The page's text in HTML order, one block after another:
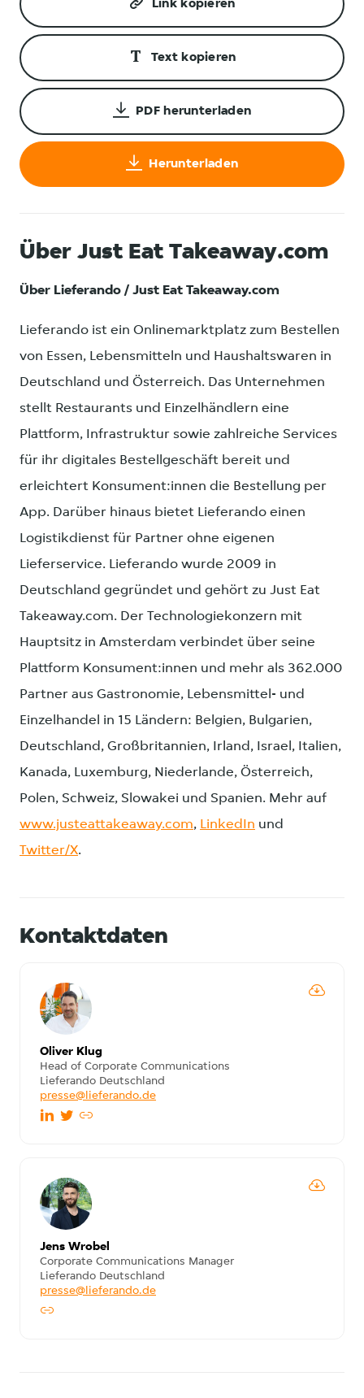
Link kopieren
Text kopieren
PDF herunterladen
Herunterladen
Über Just Eat Takeaway.com
Über Lieferando / Just Eat Takeaway.com
Lieferando ist ein Onlinemarktplatz zum Bestellen
von Essen, Lebensmitteln und Haushaltswaren in
Deutschland und Österreich. Das Unternehmen
stellt Restaurants und Einzelhändlern eine
Plattform, Infrastruktur sowie zahlreiche Services
für ihr digitales Bestellgeschäft bereit und
erleichtert Konsument:innen die Bestellung per
App. Darüber hinaus bietet Lieferando einen
Logistikdienst für Partner ohne eigenen
Lieferservice. Lieferando wurde 2009 in
Deutschland gegründet und gehört zu Just Eat
Takeaway.com. Der Technologiekonzern mit
Hauptsitz in Amsterdam verbindet über seine
Plattform Konsument:innen und mehr als 362.000
Partner aus Gastronomie, Lebensmittel- und
Einzelhandel in 15 Ländern: Belgien, Bulgarien,
Deutschland, Großbritannien, Irland, Israel, Italien,
Kanada, Luxemburg, Niederlande, Österreich,
Polen, Schweiz, Slowakei und Spanien. Mehr auf
www.justeattakeaway.com, LinkedIn und
Twitter/X.
Kontaktdaten
Oliver Klug
Head of Corporate Communications
Lieferando Deutschland
presse@lieferando.de
Jens Wrobel
Corporate Communications Manager
Lieferando Deutschland
presse@lieferando.de